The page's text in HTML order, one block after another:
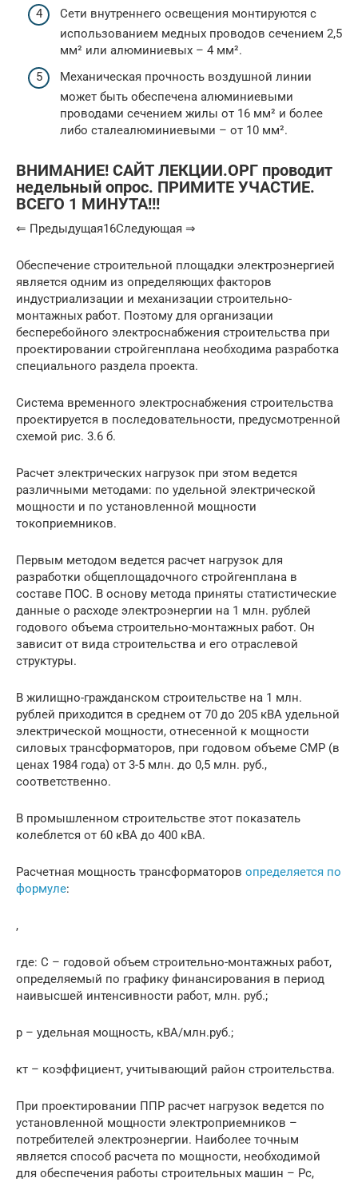
Сети внутреннего освещения монтируются с
использованием медных проводов сечением 2,5
мм² или алюминиевых – 4 мм².
Механическая прочность воздушной линии
может быть обеспечена алюминиевыми
проводами сечением жилы от 16 мм² и более
либо сталеалюминиевыми – от 10 мм².
ВНИМАНИЕ! САЙТ ЛЕКЦИИ.ОРГ проводит
недельный опрос. ПРИМИТЕ УЧАСТИЕ.
ВСЕГО 1 МИНУТА!!!
⇐ Предыдущая16Следующая ⇒
Обеспечение строительной площадки электроэнергией
является одним из определяющих факторов
индустриализации и механизации строительно-
монтажных работ. Поэтому для организации
бесперебойного электроснабжения строительства при
проектировании стройгенплана необходима разработка
специального раздела проекта.
Система временного электроснабжения строительства
проектируется в последовательности, предусмотренной
схемой рис. 3.6 б.
Расчет электрических нагрузок при этом ведется
различными методами: по удельной электрической
мощности и по установленной мощности
токоприемников.
Первым методом ведется расчет нагрузок для
разработки общеплощадочного стройгенплана в
составе ПОС. В основу метода приняты статистические
данные о расходе электроэнергии на 1 млн. рублей
годового объема строительно-монтажных работ. Он
зависит от вида строительства и его отраслевой
структуры.
В жилищно-гражданском строительстве на 1 млн.
рублей приходится в среднем от 70 до 205 кВА удельной
электрической мощности, отнесенной к мощности
силовых трансформаторов, при годовом объеме СМР (в
ценах 1984 года) от 3-5 млн. до 0,5 млн. руб.,
соответственно.
В промышленном строительстве этот показатель
колеблется от 60 кВА до 400 кВА.
Расчетная мощность трансформаторов определяется по
формуле:
,
где: С – годовой объем строительно-монтажных работ,
определяемый по графику финансирования в период
наивысшей интенсивности работ, млн. руб.;
р – удельная мощность, кВА/млн.руб.;
кт – коэффициент, учитывающий район строительства.
При проектировании ППР расчет нагрузок ведется по
установленной мощности электроприемников –
потребителей электроэнергии. Наиболее точным
является способ расчета по мощности, необходимой
для обеспечения работы строительных машин – Рс,